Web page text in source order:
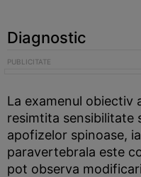
Diagnostic
La examenul obiectiv
resimtita sensibilitate
apofizelor spinoase,
paravertebrala este
pot observa